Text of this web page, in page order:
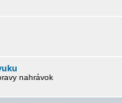
nahrávok